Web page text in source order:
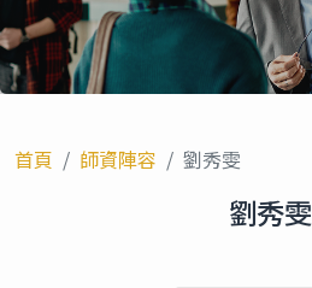
首頁 師資陣容 劉秀雯
劉秀雯